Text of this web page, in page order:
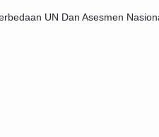
UN Dan Asesmen